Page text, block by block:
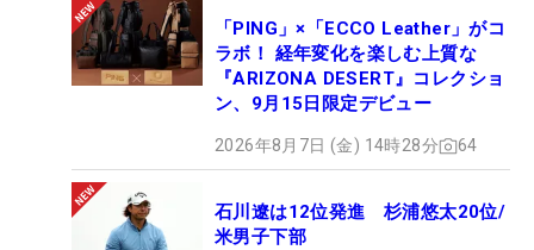
「PING」×「ECCO Leather」がコ
ラボ！ 経年変化を楽しむ上質な
『ARIZONA DESERT』コレクショ
ン、9月15日限定デビュー
2026年8月7日 (金) 14時28分 64
石川遼は12位発進 杉浦悠太20位/
米男子下部